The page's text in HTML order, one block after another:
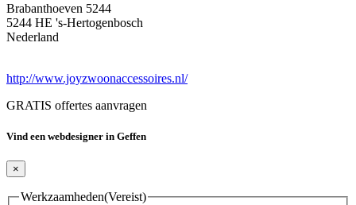
Brabanthoeven 5244
5244 HE 's-Hertogenbosch
Nederland
http://www.joyzwoonaccessoires.nl/
GRATIS offertes aanvragen
Vind een webdesigner in Geffen
×
Werkzaamheden(Vereist)